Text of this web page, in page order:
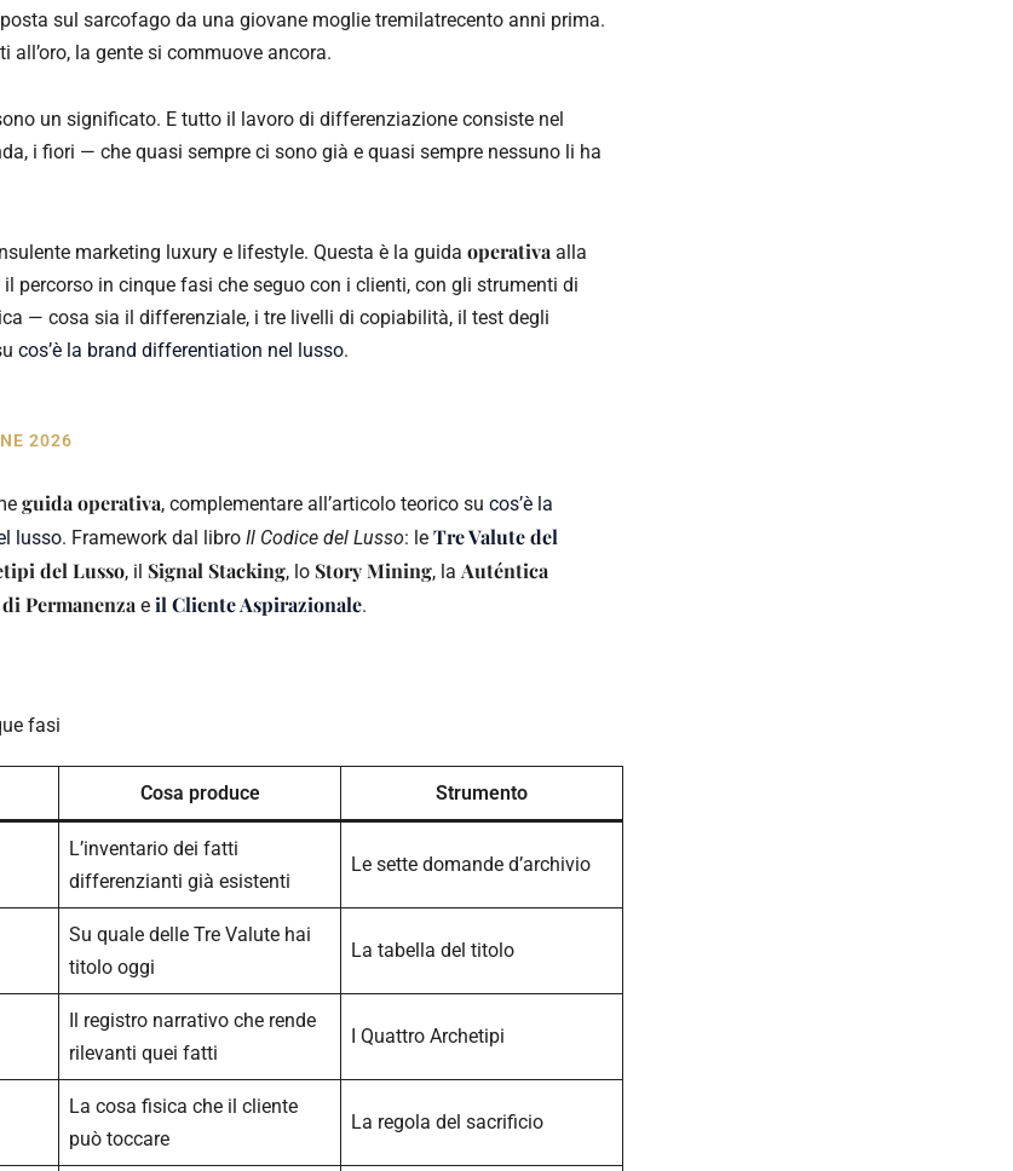
sul sarcofago da una giovane moglie tremilatrecento anni prima.
all’oro, la gente si commuove ancora.
un significato. E tutto il lavoro di differenziazione consiste nel
i fiori — che quasi sempre ci sono già e quasi sempre nessuno li ha
marketing luxury e lifestyle. Questa è la guida operativa alla
percorso in cinque fasi che seguo con i clienti, con gli strumenti di
— cosa sia il differenziale, i tre livelli di copiabilità, il test degli
cos’è la brand differentiation nel lusso.
2026
guida operativa, complementare all’articolo teorico su cos’è la
lusso. Framework dal libro Il Codice del Lusso: le Tre Valute del
del Lusso, il Signal Stacking, lo Story Mining, la Auténtica
Permanenza e il Cliente Aspirazionale.
fasi
Cosa produce Strumento
L’inventario dei fatti
differenzianti già esistenti
Le sette domande d’archivio
Su quale delle Tre Valute hai
titolo oggi
La tabella del titolo
Il registro narrativo che rende
rilevanti quei fatti
I Quattro Archetipi
La cosa fisica che il cliente
può toccare
La regola del sacrificio